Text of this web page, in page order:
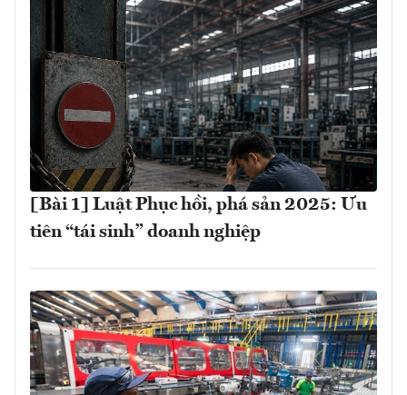
[Bài 1] Luật Phục hồi, phá sản 2025: Ưu
tiên “tái sinh” doanh nghiệp